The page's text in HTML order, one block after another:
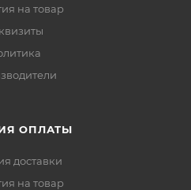
на товар
ОПЛАТЫ
доставки
на товар